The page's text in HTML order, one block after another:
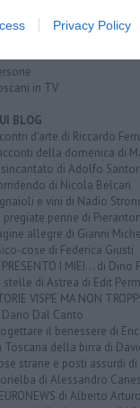
Privacy Policy
Letti della settimana
in TV
BLOG
d'arte di Riccardo
della domenica di
di Adolfo
di Nicola Belcari
e vini di Nadio
pregiate penne di
allegre di Gianni
cose di Federica Giusti
PRESENTO I MIEI... di Dino
stelle di Astrea di Edit
VISPE MA NON
Dario Dal Canto
il benessere di
Toscana della birra di
strane e posti assurdi
di Alessandro
di Alberto